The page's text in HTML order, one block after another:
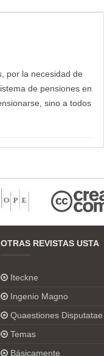
por la necesidad de
de pensiones en
sino a todos
OTRAS REVISTAS USTA
Iteckne
Ingenio Magno
Quaestiones Disputatae
Temas
Básicamente